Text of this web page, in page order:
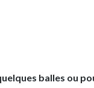
balles ou